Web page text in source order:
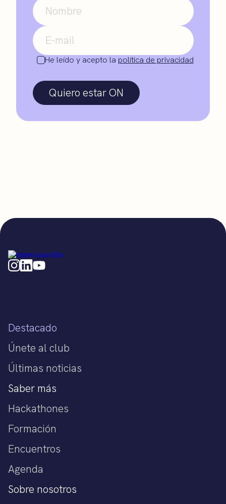
He leído y acepto la política de privacidad
Quiero estar ON
Destacado
Únete al club
Últimas noticias
Saber más
Hackathones
Formación
Encuentros
Agenda
Sobre nosotros